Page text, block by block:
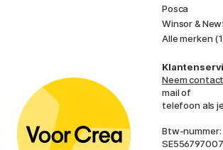
Posca
Winsor &
Alle merken
Neem
mail of
telefoon als
Btw-nummer: